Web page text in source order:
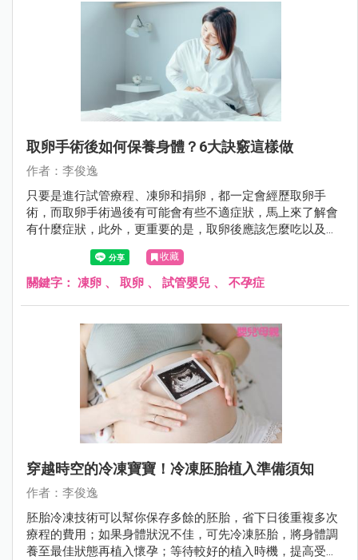
取卵手術後如何保養身體？6大訣竅這樣做
作者：李俊逸
只要是進行試管療程、凍卵和捐卵，都一定會經歷取卵手
術，而取卵手術過後有可能會有些不適症狀，馬上來了解會
有什麼症狀，此外，更重要的是，取卵後應該怎麼吃以及如
何保養身體呢？
收藏
關鍵字： 凍卵 、 取卵 、 試管嬰兒 、 不孕症
穿越時空的冷凍寶寶！冷凍胚胎植入準備須知
作者：李俊逸
胚胎冷凍技術可以幫你保存多餘的胚胎，省下日後重複多次
療程的費用；如果身體狀況不佳，可先冷凍胚胎，將身體調
養至最佳狀態再植入懷孕；等待較好的植入時機，提高受孕